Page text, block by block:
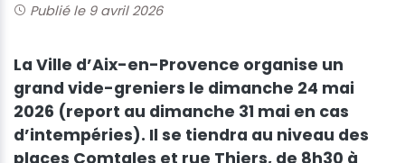
Publié le 9 avril 2026
La Ville d’Aix-en-Provence organise un
grand vide-greniers le dimanche 24 mai
2026 (report au dimanche 31 mai en cas
d’intempéries). Il se tiendra au niveau des